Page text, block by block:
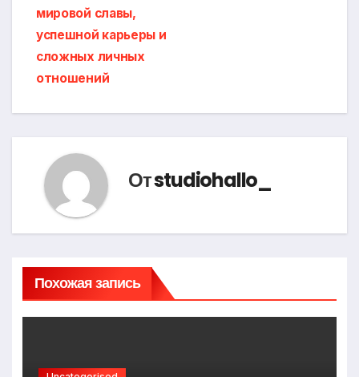
мировой славы,
успешной карьеры и
сложных личных
отношений
Отstudiohallo_
Похожая запись